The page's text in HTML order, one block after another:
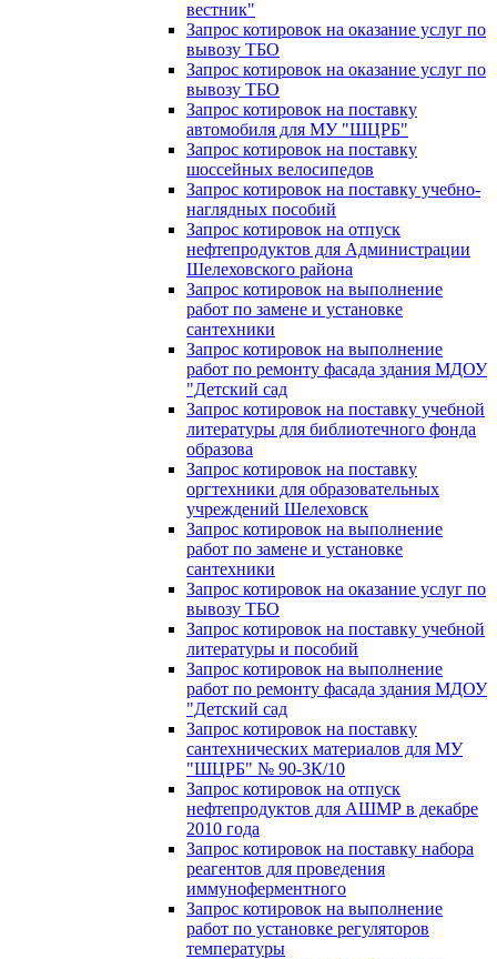
вестник"
Запрос котировок на оказание услуг по
вывозу ТБО
Запрос котировок на оказание услуг по
вывозу ТБО
Запрос котировок на поставку
автомобиля для МУ "ШЦРБ"
Запрос котировок на поставку
шоссейных велосипедов
Запрос котировок на поставку учебно-
наглядных пособий
Запрос котировок на отпуск
нефтепродуктов для Администрации
Шелеховского района
Запрос котировок на выполнение
работ по замене и установке
сантехники
Запрос котировок на выполнение
работ по ремонту фасада здания МДОУ
"Детский сад
Запрос котировок на поставку учебной
литературы для библиотечного фонда
образова
Запрос котировок на поставку
оргтехники для образовательных
учреждений Шелеховск
Запрос котировок на выполнение
работ по замене и установке
сантехники
Запрос котировок на оказание услуг по
вывозу ТБО
Запрос котировок на поставку учебной
литературы и пособий
Запрос котировок на выполнение
работ по ремонту фасада здания МДОУ
"Детский сад
Запрос котировок на поставку
сантехнических материалов для МУ
"ШЦРБ" № 90-ЗК/10
Запрос котировок на отпуск
нефтепродуктов для АШМР в декабре
2010 года
Запрос котировок на поставку набора
реагентов для проведения
иммуноферментного
Запрос котировок на выполнение
работ по установке регуляторов
температуры